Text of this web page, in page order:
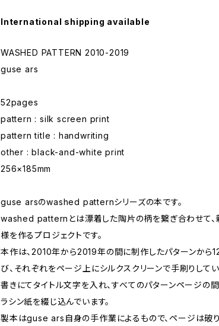
International shipping available
WASHED PATTERN 2010-2019
guse ars
52pages
pattern : silk screen print
pattern title : handwriting
other : black-and-white print
256×185mm
guse arsのwashed patternシリーズの本です。
washed patternとは漂着した陶片の柄を繋ぎ合わせて、
様を作るプロジェクトです。
本作は、2010年から2019年の間に制作したパターンから
び、それぞれをページ上にシルクスクリーンで手刷りしてい
書きにてタイトル文字を入れ、すべてのパターンページの
ラシン紙を綴じ込んでいます。
製本はguse ars自身の手作業によるもので、ページは破